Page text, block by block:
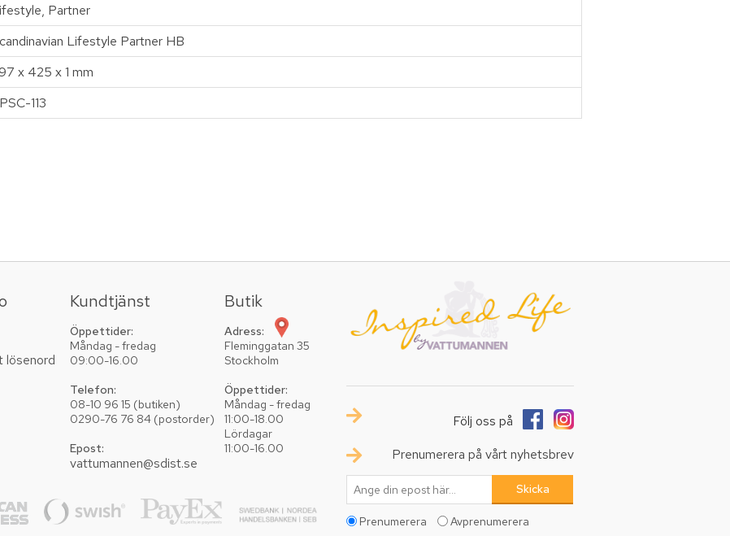
Partner
Lifestyle Partner HB
x 425 x 1 mm
113
lösenord
Kundtjänst
Öppettider:
Måndag - fredag
09:00-16.00
Telefon:
08-10 96 15 (butiken)
0290-76 76 84 (postorder)
Epost:
vattumannen@sdist.se
Butik
Adress:
Fleminggatan 35
Stockholm
Öppettider:
Måndag - fredag
11:00-18.00
Lördagar
11:00-16.00
Följ oss på
Prenumerera på vårt nyhetsbrev
Prenumerera Avprenumerera